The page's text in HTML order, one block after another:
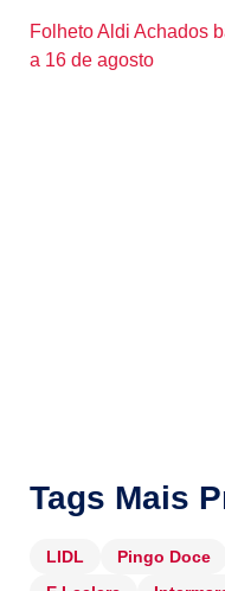
Folheto Aldi Achados
a 16 de agosto
Tags Mais
LIDL Pingo Doce